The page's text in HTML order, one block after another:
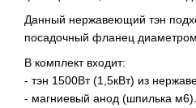
Данный нержавеющий тэн
посадочный фланец
В комплект входит:
- тэн 1500Вт (1,5кВт) из
- магниевый анод (шпилька м6).